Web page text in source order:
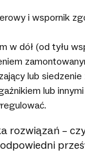
i wspornik
w dół (od tyłu
lub
lub
rozwiązań –